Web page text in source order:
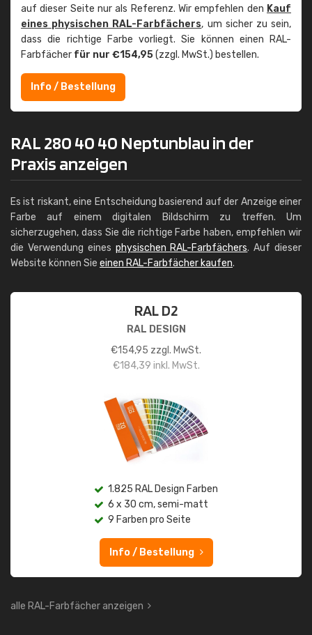
auf dieser Seite nur als Referenz. Wir empfehlen den Kauf
eines physischen RAL-Farbfächers, um sicher zu sein,
dass die richtige Farbe vorliegt. Sie können einen RAL-
Farbfächer für nur €154,95(zzgl. MwSt.) bestellen.
Info / Bestellung
RAL 280 40 40 Neptunblau in der
Praxis anzeigen
Es ist riskant, eine Entscheidung basierend auf der Anzeige einer
Farbe auf einem digitalen Bildschirm zu treffen. Um
sicherzugehen, dass Sie die richtige Farbe haben, empfehlen wir
die Verwendung eines physischen RAL-Farbfächers. Auf dieser
Website können Sie einen RAL-Farbfächer kaufen.
RAL D2
RAL DESIGN
€154,95 zzgl. MwSt.
€184,39 inkl. MwSt.
1.825 RAL Design Farben
6 x 30 cm, semi-matt
9 Farben pro Seite
Info / Bestellung
alle RAL-Farbfächer anzeigen